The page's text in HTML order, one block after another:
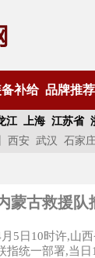
补给 品牌推荐
江 上海 江苏省
西安 武汉 石家庄
蒙古救援队
5日10时许,山
指统一部署,当